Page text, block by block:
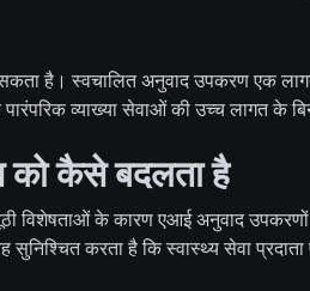
सकता है। स्वचालित अनुवाद उपकरण एक
व्याख्या सेवाओं की उच्च लागत के
को कैसे बदलता है
विशेषताओं के कारण एआई अनुवाद
करता है कि स्वास्थ्य सेवा प्रदाता